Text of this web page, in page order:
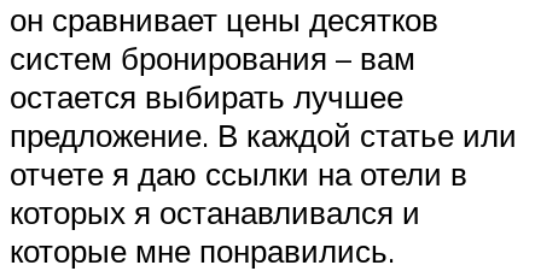
он сравнивает цены десятков
систем бронирования – вам
остается выбирать лучшее
предложение. В каждой статье или
отчете я даю ссылки на отели в
которых я останавливался и
которые мне понравились.